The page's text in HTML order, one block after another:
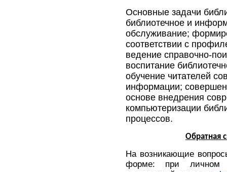
Основные задачи
библиотечное и
обслуживание;
соответствии с
ведение справочно-
воспитание
обучение читателей
информации;
основе внедрения
компьютеризации
процессов.
Обратная
На возникающие
форме: при личном